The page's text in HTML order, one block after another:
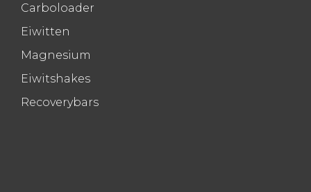
Carboloader
Eiwitten
Magnesium
Eiwitshakes
Recoverybars